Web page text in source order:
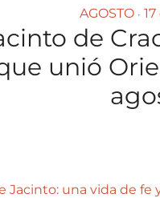
AGOSTO •
de
unió
Jacinto: una vida de fe